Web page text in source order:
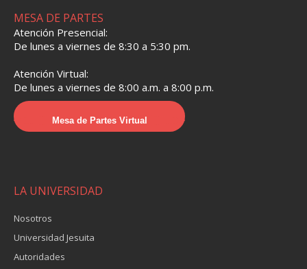
MESA DE PARTES
Atención Presencial:
De lunes a viernes de 8:30 a 5:30 pm.
Atención Virtual:
De lunes a viernes de 8:00 a.m. a 8:00 p.m.
Mesa de Partes Virtual
LA UNIVERSIDAD
Nosotros
Universidad Jesuita
Autoridades